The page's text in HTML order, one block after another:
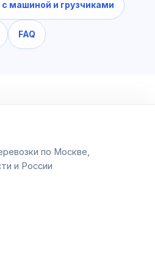
машиной и грузчиками
FAQ
по Москве,
и России